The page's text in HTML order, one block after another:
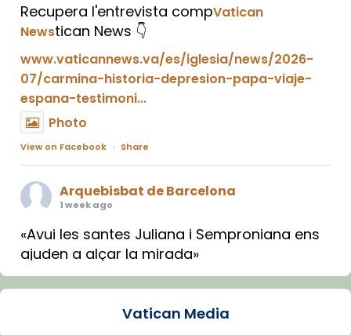
Recupera l'entrevista compVatican
Newstican News 👇
www.vaticannews.va/es/iglesia/news/2026-
07/carmina-historia-depresion-papa-viaje-
espana-testimoni...
Photo
View on Facebook · Share
Arquebisbat de Barcelona
1 week ago
«Avui les santes Juliana i Semproniana ens
ajuden a alçar la mirada»
Mons. Sergi Gordo, bisbe de Tortosa, ha
Santes de Mataró.Vatican Media